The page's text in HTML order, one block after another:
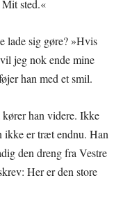
sted.«
lade sig gøre? »Hvis
jeg nok ende mine
han med et smil.
han videre. Ikke
ikke er træt endnu. Han
den dreng fra Vestre
Her er den store